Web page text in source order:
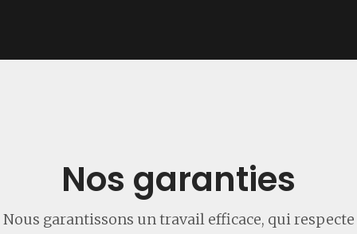
Nos garanties
Nous garantissons un travail efficace, qui respecte